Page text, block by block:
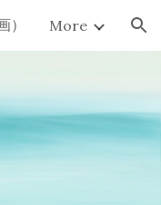
More